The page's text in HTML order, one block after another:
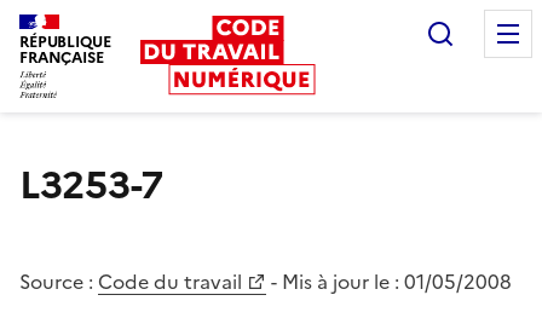
RÉPUBLIQUE
FRANÇAISE
L3253-7
Source : Code du travail - Mis à jour le : 01/05/2008